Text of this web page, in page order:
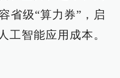
省级“算力券”，启
工智能应用成本。